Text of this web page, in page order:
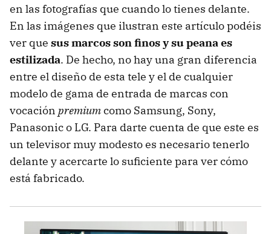
en las fotografías que cuando lo tienes delante.
En las imágenes que ilustran este artículo podéis
ver que sus marcos son finos y su peana es
estilizada. De hecho, no hay una gran diferencia
entre el diseño de esta tele y el de cualquier
modelo de gama de entrada de marcas con
vocación premiumcomo Samsung, Sony,
Panasonic o LG. Para darte cuenta de que este es
un televisor muy modesto es necesario tenerlo
delante y acercarte lo suficiente para ver cómo
está fabricado.